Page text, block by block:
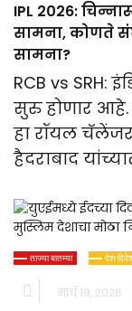
IPL 2026:
सामना, कोणते
सामना?
RCB vs SRH:
सुरु होणार आहे.
हा रॉयल
हैदराबाद
ताज्या बातम्या देश-
मार्च 19, 2026